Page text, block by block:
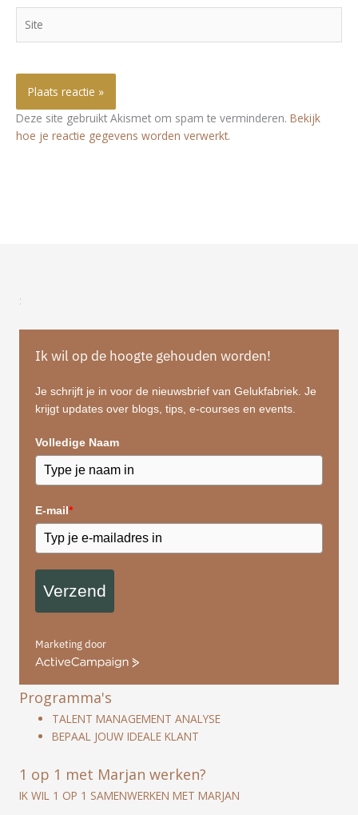
Deze site gebruikt Akismet om spam te verminderen. Bekijk
hoe je reactie gegevens worden verwerkt.
:
Ik wil op de hoogte gehouden worden!
Je schrijft je in voor de nieuwsbrief van Gelukfabriek. Je
krijgt updates over blogs, tips, e-courses en events.
Volledige Naam
E-mail*
Verzend
Marketing door
ActiveCampaign
Programma's
TALENT MANAGEMENT ANALYSE
BEPAAL JOUW IDEALE KLANT
1 op 1 met Marjan werken?
IK WIL 1 OP 1 SAMENWERKEN MET MARJAN